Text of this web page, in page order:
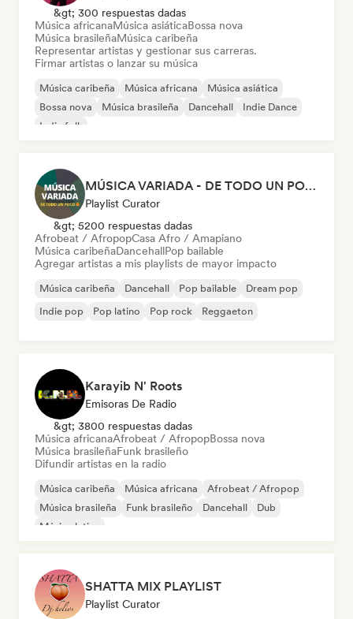
&gt; 300 respuestas dadas
Música africanaMúsica asiáticaBossa nova
Música brasileñaMúsica caribeña
Representar artistas y gestionar sus carreras.
Firmar artistas o lanzar su música
Música caribeña Música africana
Música asiática
Bossa nova
Música brasileña Dancehall
Indie Dance
Indie folk
MÚSICA VARIADA - DE TODO UN POCO
Playlist Curator
&gt; 5200 respuestas dadas
Afrobeat / AfropopCasa Afro / Amapiano
Música caribeñaDancehallPop bailable
Agregar artistas a mis playlists de mayor impacto
Música caribeña Dancehall Pop bailable
Dream pop
Indie pop
Pop latino Pop rock Reggaeton
Karayib N' Roots
Emisoras De Radio
&gt; 3800 respuestas dadas
Música africanaAfrobeat / AfropopBossa nova
Música brasileñaFunk brasileño
Difundir artistas en la radio
Música caribeña Música africana
Afrobeat / Afropop
Música brasileña
Funk brasileño Dancehall
Dub
Música latina
SHATTA MIX PLAYLIST
Playlist Curator